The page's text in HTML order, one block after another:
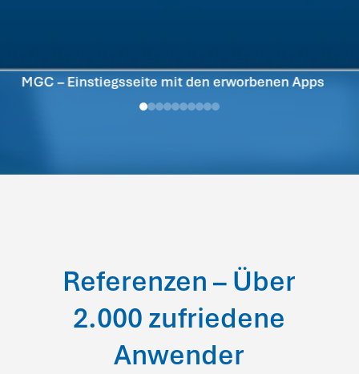
MGC – Einstiegsseite mit den erworbenen Apps
Referenzen – Über
2.000 zufriedene
Anwender